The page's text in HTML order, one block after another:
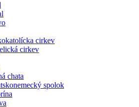
cirkev
cirkev
chata
spolok